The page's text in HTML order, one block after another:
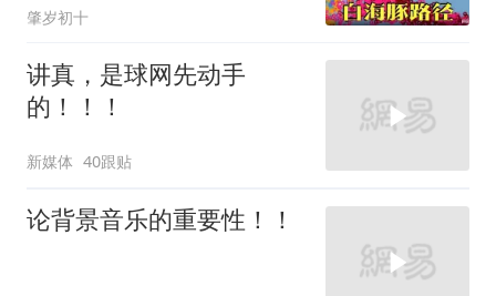
肇岁初十
讲真，是球网先动手
的！！！
新媒体 40跟贴
论背景音乐的重要性！！